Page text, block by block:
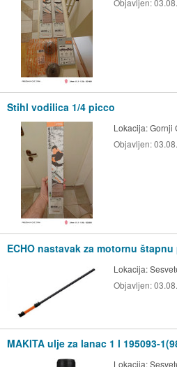
Stihl vodilica 1/4 picco
Lokacija:Gornji
Objavljen:
ECHO nastavak za motornu štapnu
Lokacija:
Objavljen:
MAKITA ulje za lanac 1 l 195093-
Lokacija: